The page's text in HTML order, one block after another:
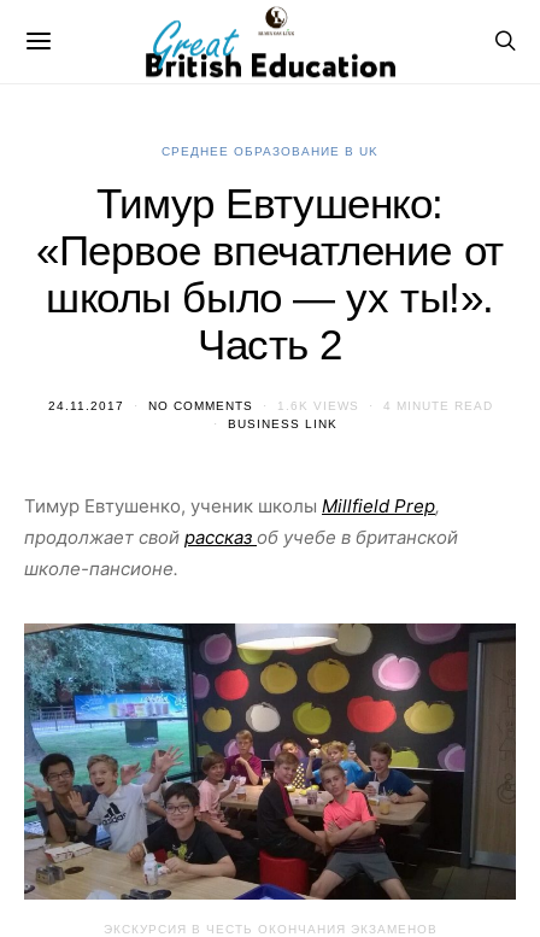
СРЕДНЕЕ ОБРАЗОВАНИЕ В UK
Тимур Евтушенко:
«Первое впечатление от
школы было — ух ты!».
Часть 2
24.11.2017 NO COMMENTS 1.6K VIEWS
4 MINUTE READ
BUSINESS LINK
Тимур Евтушенко, ученик школы Millfield Prep,
продолжает свой рассказ об учебе в британской
школе-пансионе.
ЭКСКУРСИЯ В ЧЕСТЬ ОКОНЧАНИЯ ЭКЗАМЕНОВ